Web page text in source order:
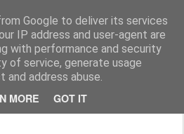
Google to deliver its services
IP address and user-agent are
with performance and security
of service, generate usage
address abuse.
MORE GOT IT
Center
nas Canárias